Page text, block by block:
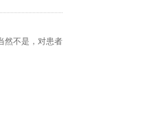
然不是，对患者